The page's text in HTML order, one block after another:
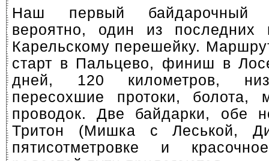
Наш первый байдарочный
вероятно, один из последних
Карельскому перешейку.
старт в Пальцево, финиш в
дней, 120 километров,
пересохшие протоки, болота,
проводок. Две байдарки, обе
Тритон (Мишка с Леськой,
пятисотметровке и